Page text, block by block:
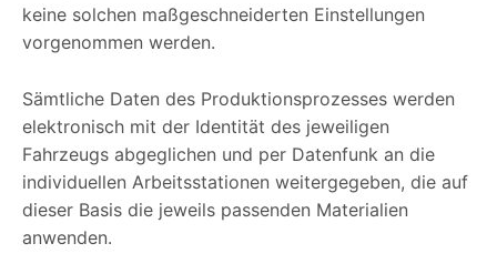
keine solchen maßgeschneiderten Einstellungen
vorgenommen werden.
Sämtliche Daten des Produktionsprozesses werden
elektronisch mit der Identität des jeweiligen
Fahrzeugs abgeglichen und per Datenfunk an die
individuellen Arbeitsstationen weitergegeben, die auf
dieser Basis die jeweils passenden Materialien
anwenden.